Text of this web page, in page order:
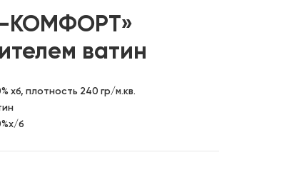
КОМФОРТ»
ватин
хб, плотность 240 гр/м.кв.
б